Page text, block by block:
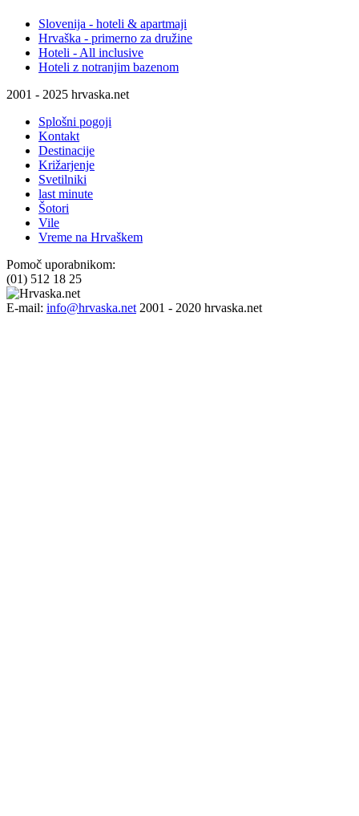
Slovenija - hoteli & apartmaji
Hrvaška - primerno za družine
Hoteli - All inclusive
Hoteli z notranjim bazenom
2001 - 2025 hrvaska.net
Splošni pogoji
Kontakt
Destinacije
Križarjenje
Svetilniki
last minute
Šotori
Vile
Vreme na Hrvaškem
Pomoč uporabnikom:
(01) 512 18 25
E-mail: info@hrvaska.net 2001 - 2020 hrvaska.net